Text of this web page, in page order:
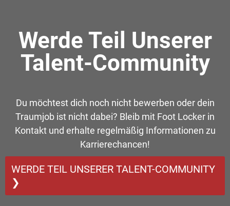
Werde Teil Unserer
Talent-Community
Du möchtest dich noch nicht bewerben oder dein
Traumjob ist nicht dabei? Bleib mit Foot Locker in
Kontakt und erhalte regelmäßig Informationen zu
Karrierechancen!
WERDE TEIL UNSERER TALENT-COMMUNITY
❯